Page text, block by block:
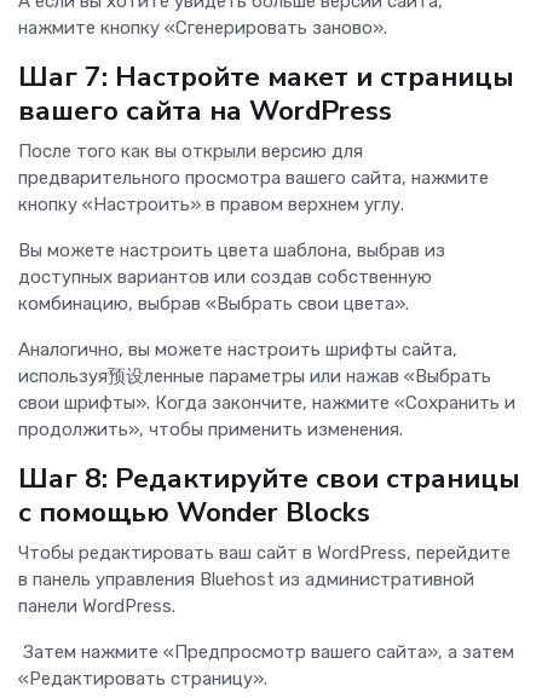
нажмите кнопку «Сгенерировать заново».
Шаг 7: Настройте макет и страницы
вашего сайта на WordPress
После того как вы открыли версию для
предварительного просмотра вашего сайта, нажмите
кнопку «Настроить» в правом верхнем углу.
Вы можете настроить цвета шаблона, выбрав из
доступных вариантов или создав собственную
комбинацию, выбрав «Выбрать свои цвета».
Аналогично, вы можете настроить шрифты сайта,
используя预设ленные параметры или нажав «Выбрать
свои шрифты». Когда закончите, нажмите «Сохранить и
продолжить», чтобы применить изменения.
Шаг 8: Редактируйте свои страницы
с помощью Wonder Blocks
Чтобы редактировать ваш сайт в WordPress, перейдите
в панель управления Bluehost из административной
панели WordPress.
Затем нажмите «Предпросмотр вашего сайта», а затем
«Редактировать страницу».